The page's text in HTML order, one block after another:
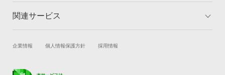
トップ
車検の基礎知識 キャンペーン一覧
関連サービス
試乗・商談 新車購入
企業情報 個人情報保護方針 採用情報